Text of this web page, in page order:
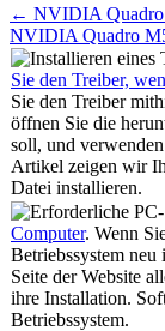
Post
navigation
← NVIDIA Quadro
NVIDIA Quadro
Sie den Treiber,
Sie den Treiber
öffnen Sie die
soll, und
Artikel zeigen wir
Datei installieren.
Computer. Wenn
Betriebssystem neu
Seite der Website
ihre Installation.
Betriebssystem.